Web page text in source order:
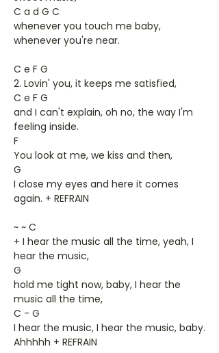
C a d G C
whenever you touch me baby,
whenever you're near.
C e F G
2. Lovin' you, it keeps me satisfied,
C e F G
and I can't explain, oh no, the way I'm
feeling inside.
F
You look at me, we kiss and then,
G
I close my eyes and here it comes
again. + REFRAIN
~ ~ C
+ I hear the music all the time, yeah, I
hear the music,
G
hold me tight now, baby, I hear the
music all the time,
C - G
I hear the music, I hear the music, baby.
Ahhhhh + REFRAIN